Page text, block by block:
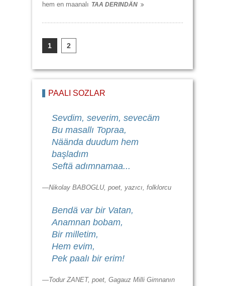
hem en maanalı TAA DERINDÄN
1 2
PAALI SÖZLÄR
Sevdim, severim, sevecäm
Bu masallı Topraa,
Näända duudum hem
başladım
Seftä adımnamaa...
—Nikolay BABOGLU, poet, yazıcı, folklorcu
Bendä var bir Vatan,
Anamnan bobam,
Bir milletim,
Hem evim,
Pek paalı bir erim!
—Todur ZANET, poet, Gagauz Milli Gimnanın